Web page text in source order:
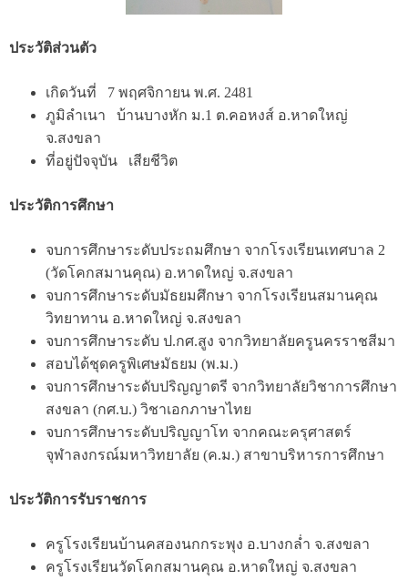
ประวัติส่วนตัว
เกิดวันที่ 7 พฤศจิกายน พ.ศ. 2481
ภูมิลำเนา บ้านบางหัก ม.1 ต.คอหงส์ อ.หาดใหญ่
จ.สงขลา
ที่อยู่ปัจจุบัน เสียชีวิต
ประวัติการศึกษา
จบการศึกษาระดับประถมศึกษา จากโรงเรียนเทศบาล 2
(วัดโคกสมานคุณ) อ.หาดใหญ่ จ.สงขลา
จบการศึกษาระดับมัธยมศึกษา จากโรงเรียนสมานคุณ
วิทยาทาน อ.หาดใหญ่ จ.สงขลา
จบการศึกษาระดับ ป.กศ.สูง จากวิทยาลัยครูนครราชสีมา
สอบได้ชุดครูพิเศษมัธยม (พ.ม.)
จบการศึกษาระดับปริญญาตรี จากวิทยาลัยวิชาการศึกษา
สงขลา (กศ.บ.) วิชาเอกภาษาไทย
จบการศึกษาระดับปริญญาโท จากคณะครุศาสตร์
จุฬาลงกรณ์มหาวิทยาลัย (ค.ม.) สาขาบริหารการศึกษา
ประวัติการรับราชการ
ครูโรงเรียนบ้านคสองนกกระพุง อ.บางกล่ำ จ.สงขลา
ครูโรงเรียนวัดโคกสมานคุณ อ.หาดใหญ่ จ.สงขลา